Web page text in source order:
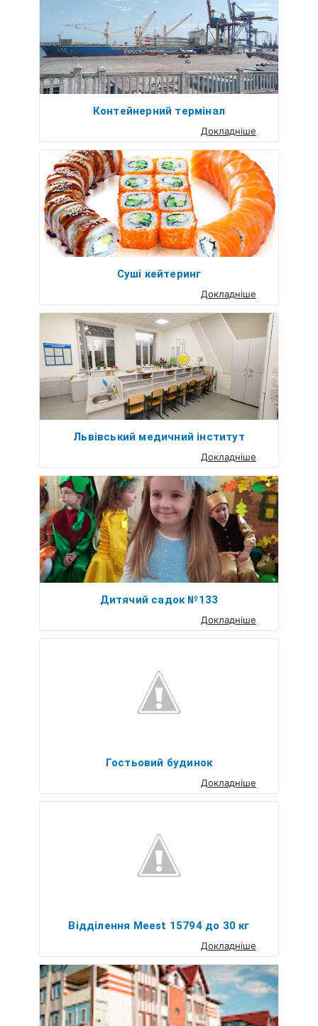
Контейнерний термінал
Докладніше
Суші кейтеринг
Докладніше
Львівський медичний інститут
Докладніше
Дитячий садок №133
Докладніше
Гостьовий будинок
Докладніше
Відділення Meest 15794 до 30 кг
Докладніше